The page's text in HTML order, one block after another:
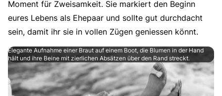
Moment für Zweisamkeit. Sie markiert den Beginn
eures Lebens als Ehepaar und sollte gut durchdacht
sein, damit ihr sie in vollen Zügen geniessen könnt.
Elegante Aufnahme einer Braut auf einem Boot, die Blumen in der Hand
hält und ihre Beine mit zierlichen Absätzen über den Rand streckt.